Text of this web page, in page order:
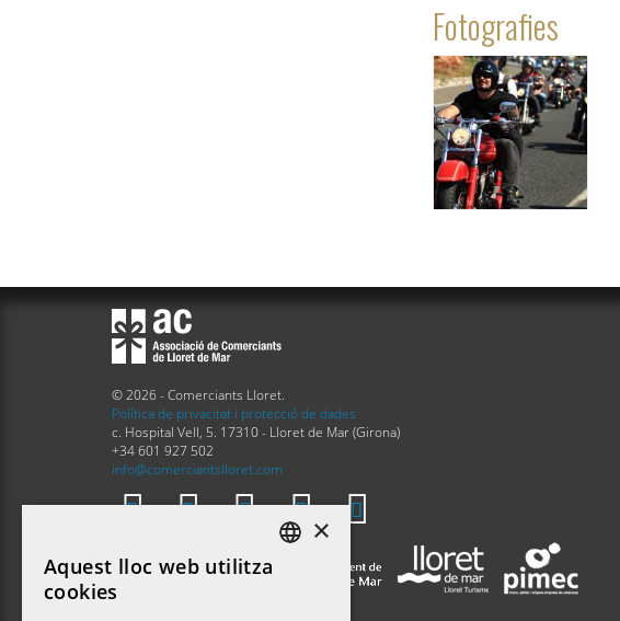
Fotografies
© 2026 - Comerciants Lloret.
Política de privacitat i protecció de dades
c. Hospital Vell, 5. 17310 - Lloret de Mar (Girona)
+34 601 927 502
info@comerciantslloret.com
DEFAULT LANGUAGE
×
Aquest lloc web utilitza
cookies